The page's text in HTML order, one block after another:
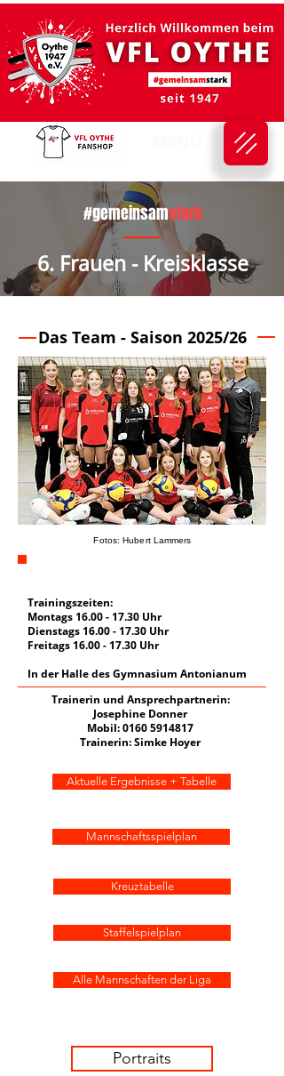
#gemeinsamstark
6. Frauen - Kreisklasse
Das Team - Saison 2025/26
Fotos: Hubert Lammers
Trainingszeiten:
Montags 16.00 - 17.30 Uhr
Dienstags 16.00 - 17.30 Uhr
Freitags 16.00 - 17.30 Uhr
In der Halle des Gymnasium Antonianum
Trainerin und Ansprechpartnerin:
Josephine Donner
Mobil:0160 5914817
Trainerin: Simke Hoyer
Aktuelle Ergebnisse + Tabelle
Mannschaftsspielplan
Kreuztabelle
Staffelspielplan
Alle Mannschaften der Liga
Portraits